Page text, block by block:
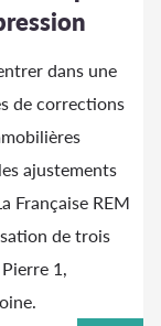
dans une
de corrections
ajustements
Française REM
de trois
1,